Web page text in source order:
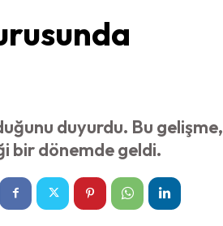
duyurdu. Bu gelişme,
bir dönemde geldi.